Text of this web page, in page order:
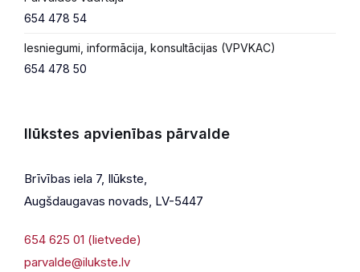
654 478 54
Iesniegumi, informācija, konsultācijas (VPVKAC)
654 478 50
Ilūkstes apvienības pārvalde
Brīvības iela 7, Ilūkste,
Augšdaugavas novads, LV-5447
654 625 01 (lietvede)
parvalde@ilukste.lv